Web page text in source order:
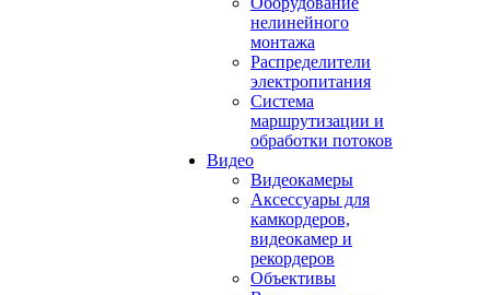
нелинейного
монтажа
Распределители
электропитания
Система
маршрутизации и
обработки потоков
Видео
Видеокамеры
Аксессуары для
камкордеров,
видеокамер и
рекордеров
Объективы